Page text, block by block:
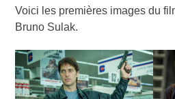
Voici les premières images du
Bruno Sulak.